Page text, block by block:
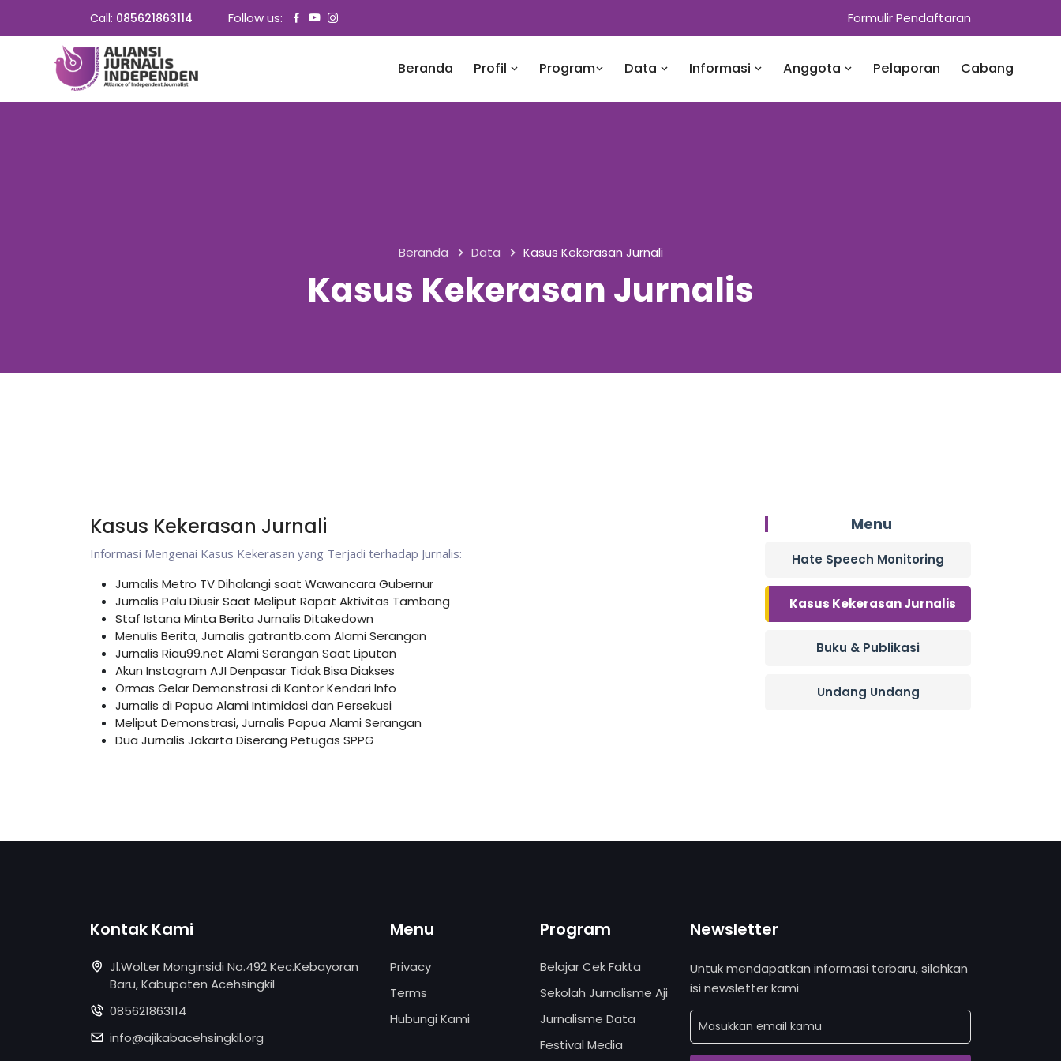
Call: 085621863114 Follow us: Formulir Pendaftaran
Beranda Profil Program Data Informasi Anggota Pelaporan Cabang
Beranda Data Kasus Kekerasan Jurnali
Kasus Kekerasan Jurnalis
Kasus Kekerasan Jurnali
Informasi Mengenai Kasus Kekerasan yang Terjadi terhadap Jurnalis:
Jurnalis Metro TV Dihalangi saat Wawancara Gubernur
Jurnalis Palu Diusir Saat Meliput Rapat Aktivitas Tambang
Staf Istana Minta Berita Jurnalis Ditakedown
Menulis Berita, Jurnalis gatrantb.com Alami Serangan
Jurnalis Riau99.net Alami Serangan Saat Liputan
Akun Instagram AJI Denpasar Tidak Bisa Diakses
Ormas Gelar Demonstrasi di Kantor Kendari Info
Jurnalis di Papua Alami Intimidasi dan Persekusi
Meliput Demonstrasi, Jurnalis Papua Alami Serangan
Dua Jurnalis Jakarta Diserang Petugas SPPG
Menu
Hate Speech Monitoring
Kasus Kekerasan Jurnalis
Buku & Publikasi
Undang Undang
Kontak Kami
Jl.Wolter Monginsidi No.492 Kec.Kebayoran
Baru, Kabupaten Acehsingkil
085621863114
info@ajikabacehsingkil.org
Menu
Privacy
Terms
Hubungi Kami
Program
Belajar Cek Fakta
Sekolah Jurnalisme Aji
Jurnalisme Data
Festival Media
Newsletter
Untuk mendapatkan informasi terbaru, silahkan
isi newsletter kami